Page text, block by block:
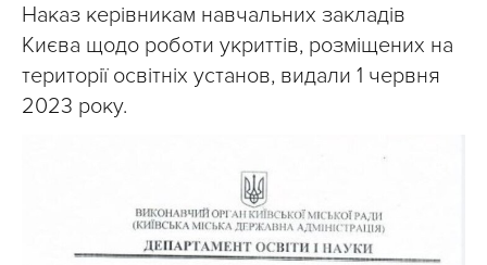
Наказ керівникам навчальних закладів
Києва щодо роботи укриттів, розміщених на
території освітніх установ, видали 1 червня
2023 року.